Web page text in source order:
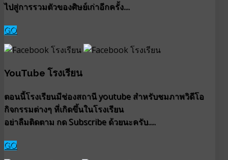
ไปสู่การรวมตัวของศิษย์เก่าอีกครั้ง....
GO
YouTube โรงเรียน
ตอนนี้โรงเรียนมีช่องสถานี youtube สำหรับชมภาพวิดีโอ
กิจกรรมต่างๆ ที่เกิดขึ้นในโรงเรียน
อย่าลืมติดตาม กด Subscribe ด้วยนะครับ.....
GO